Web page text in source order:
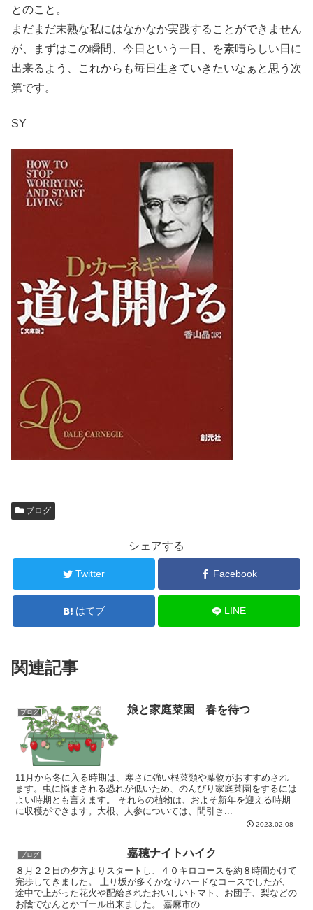
とのこと。
まだまだ未熟な私にはなかなか実践することができません
が、まずはこの瞬間、今日という一日、を素晴らしい日に
出来るよう、これからも毎日生きていきたいなぁと思う次
第です。
SY
ブログ
シェアする
Twitter Facebook
はてブ LINE
関連記事
ブログ 娘と家庭菜園 春を待つ
11月から冬に入る時期は、寒さに強い根菜類や葉物がおすすめされ
ます。虫に悩まされる恐れが低いため、のんびり家庭菜園をするには
よい時期とも言えます。 それらの植物は、およそ新年を迎える時期
に収穫ができます。大根、人参については、間引き...
2023.02.08
ブログ 嘉穂ナイトハイク
８月２２日の夕方よりスタートし、４０キロコースを約８時間かけて
完歩してきました。 上り坂が多くかなりハードなコースでしたが、
途中で上がった花火や配給されたおいしいトマト、お団子、梨などの
お陰でなんとかゴール出来ました。 嘉麻市の...